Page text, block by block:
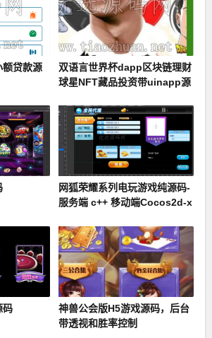
额贷款源
双语言世界杯dapp区块链理财
球星NFT藏品投资带uinapp源
网狐荣耀系列电玩游戏纯源码-
服务端 c++ 移动端Cocos2d-x
码
神兽公会版H5游戏源码，后台
带透视和胜率控制